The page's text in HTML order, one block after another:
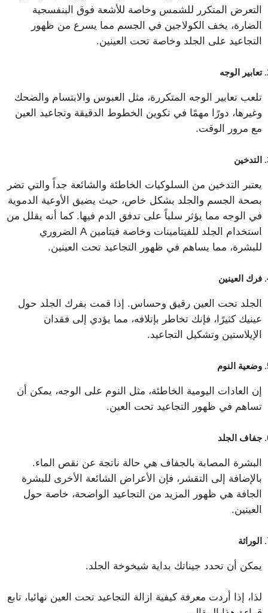
التعرض المتكرر للشمس وخاصة للأشعة فوق البنفسجية
الضارة، يخف الكولاجين في الجسم مما يسرع من ظهور
التجاعيد على الجلد وخاصة تحت العينين.
تعابير الوجه
تلعب تعابير الوجه المتكررة، مثل العبوس والابتسام والضحك
وغيرها، دورًا مهمًا في تكوين الخطوط الدقيقة وتجاعيد العين
مع مرور الوقت.
التدخين
يعتبر التدخين من السلوكيات الخاطئة والشائعة جداً والتي تضر
بصحة الجسم والجلد بشكل خاص، حيث يضيق الأوعية الدموية
في الوجه مما يؤثر سلباً على تدفق الدم فيها. كما أنه يقلل من
استخدام الجلد للفيتامينات وخاصة فيتامين A الضروري
للبشرة، مما يساهم في ظهور التجاعيد تحت العينين.
فرك العينين
الجلد تحت العين رقيق وحساس. إذا قمت بفرك الجلد حول
عينيك كثيرًا، فإنك تخاطر بإتلافه، مما يؤدي إلى فقدان
الإيلاستين وتشكيل التجاعيد.
وضعية النوم
إن العادات اليومية الخاطئة، مثل النوم على الوجه، يمكن أن
تساهم في ظهور التجاعيد تحت العين.
جفاف الجلد
البشرة المصابة بالجفاف هي حالة ناتجة عن نقص الماء.
بالإضافة إلى التقشر، فإن الأعراض الشائعة الأخرى للبشرة
الجافة هي ظهور المزيد من التجاعيد الواضحة، خاصة حول
العينين.
الوراثة
يمكن أن تحدد جيناتك بداية شيخوخة الجلد.
لذا، إذا أردت معرفة كيفية ازالة التجاعيد تحت العين نهائيا، تابع